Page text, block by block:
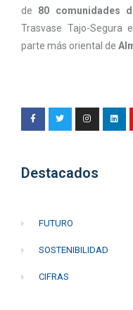
de 80 comunidades
Trasvase Tajo-Segura
parte más oriental de
Destacados
FUTURO
SOSTENIBILIDAD
CIFRAS